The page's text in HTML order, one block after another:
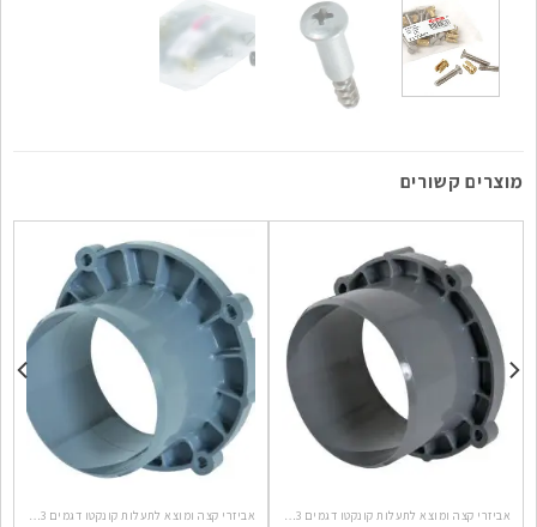
מוצרים קשורים
אביזרי קצה ומוצא לתעלות קונקטו דגמים 773 + 177 + 188 אביזרי קצה ומוצא לתעלות קונקטו דגמים 773 + 177 + 188